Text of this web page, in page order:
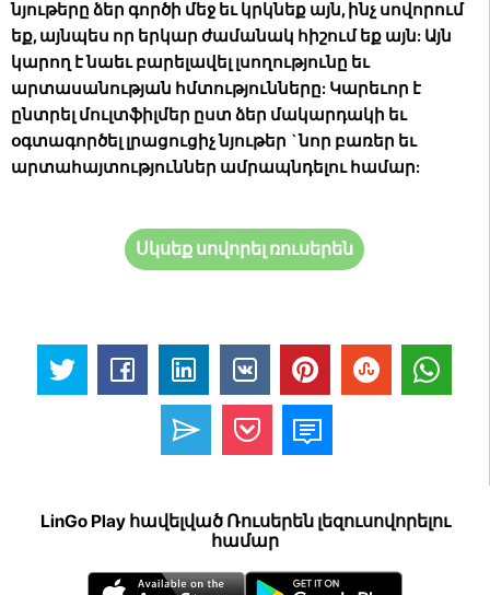
նյութերը ձեր գործի մեջ եւ կրկնեք այն, ինչ սովորում
եք, այնպես որ երկար ժամանակ հիշում եք այն: Այն
կարող է նաեւ բարելավել լսողությունը եւ
արտասանության հմտությունները: Կարեւոր է
ընտրել մուլտֆիլմեր ըստ ձեր մակարդակի եւ
օգտագործել լրացուցիչ նյութեր `նոր բառեր եւ
արտահայտություններ ամրապնդելու համար:
Սկսեք սովորել ռուսերեն
LinGo Play հավելված Ռուսերեն լեզուսովորելու
համար